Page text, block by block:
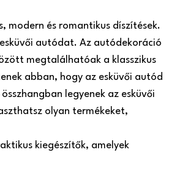
modern és romantikus díszítések.
autódat. Az autódekoráció
megtalálhatóak a klasszikus
abban, hogy az esküvői autód
legyenek az esküvői
olyan termékeket,
kiegészítők, amelyek